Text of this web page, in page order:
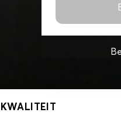
KWALITEIT